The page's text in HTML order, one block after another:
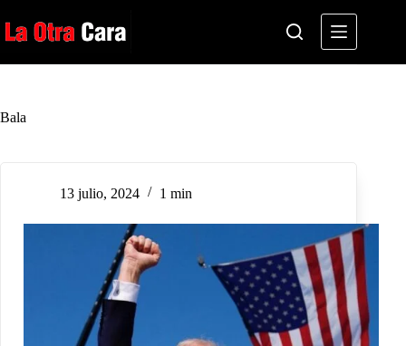
al
contenido
Bala
13 julio, 2024 1 min